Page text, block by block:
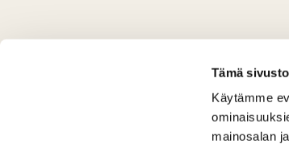
Tämä
Käytämme
mainosalan